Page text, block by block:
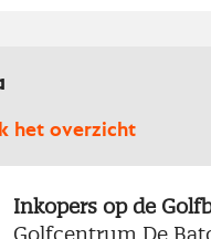
het overzicht
Inkopers op de